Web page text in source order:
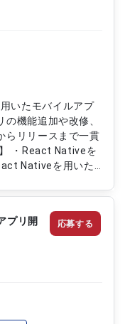
いたモバイルアプ
機能追加や改修、
らリリースまで一貫
Nativeを用いた
プリ開
応募する